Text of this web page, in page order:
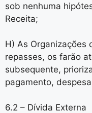
sob nenhuma
Receita;
H) As Organizações
repasses, os farão
subsequente,
pagamento,
6.2 – Dívida Externa